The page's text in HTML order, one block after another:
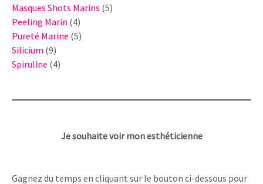
produits
Masques Shots Marins 55
Peeling Marin 44
produits
Pureté Marine 55
Silicium 99
produits
Spiruline 44
Je souhaite voir mon esthéticienne
Gagnez du temps en cliquant sur le bouton ci-dessous pour